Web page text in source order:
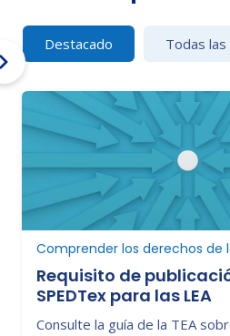
Destacado Todas
Requisito de
SPEDTex para las LEA
Consulte la guía de la TEA